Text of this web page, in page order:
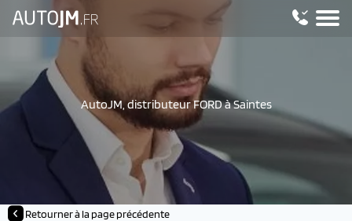
AutoJM, distributeur FORD à Saintes
Retourner à la page précédente